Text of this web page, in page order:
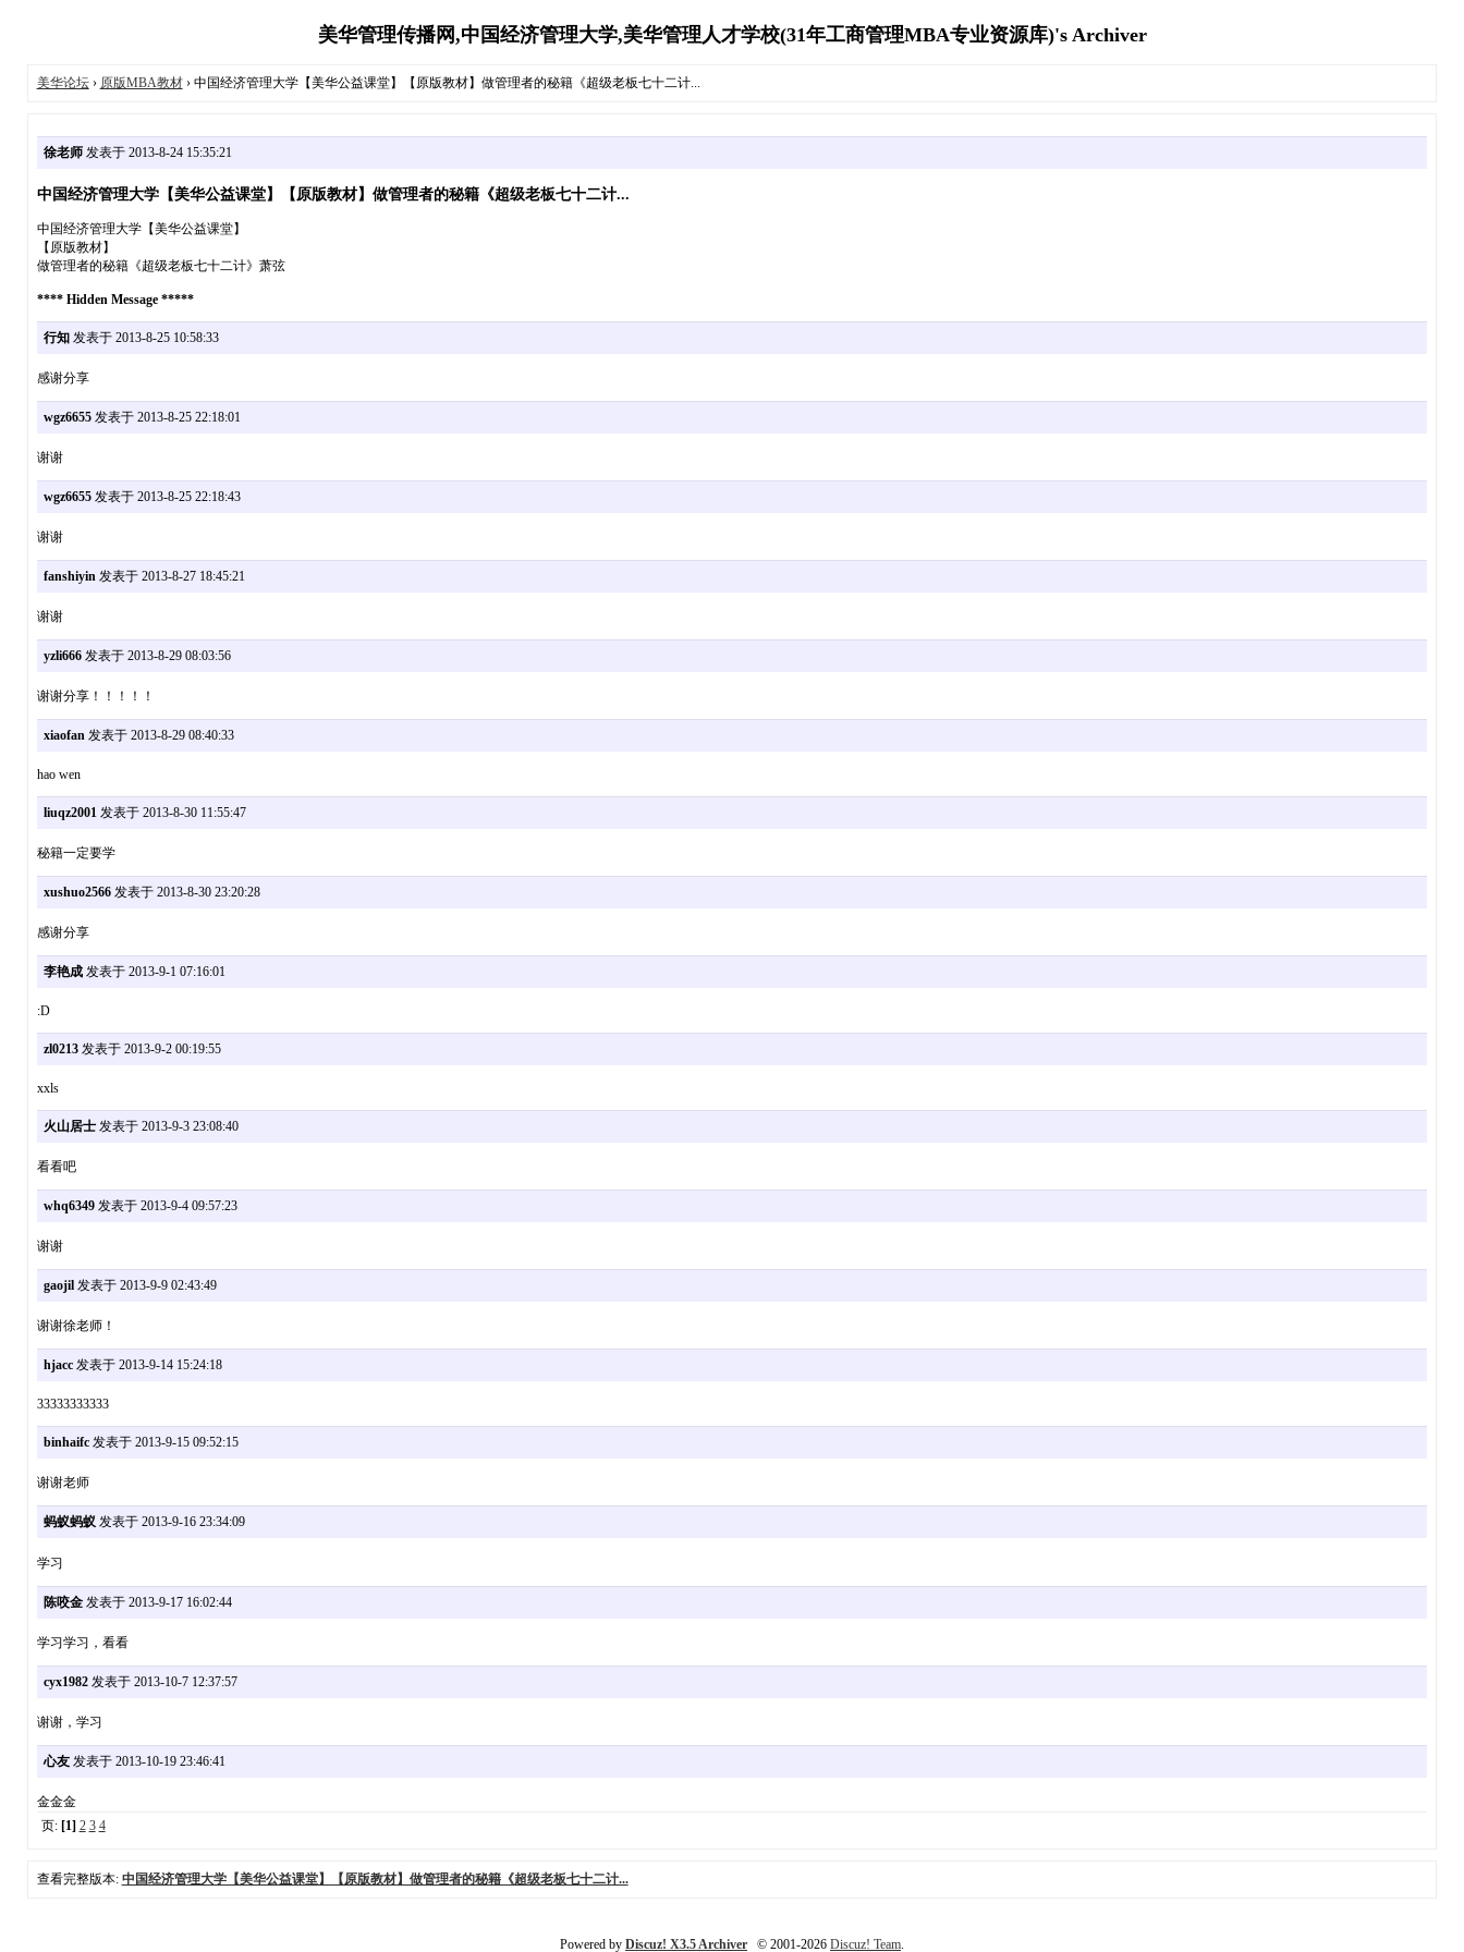
美华管理传播网,中国经济管理大学,美华管理人才学校(31年工商管理MBA专业资源库)'s Archiver
美华论坛› 原版MBA教材› 中国经济管理大学【美华公益课堂】【原版教材】做管理者的秘籍《超级老板七十二计...
徐老师发表于 2013-8-24 15:35:21
中国经济管理大学【美华公益课堂】【原版教材】做管理者的秘籍《超级老板七十二计...
中国经济管理大学【美华公益课堂】
【原版教材】
做管理者的秘籍《超级老板七十二计》萧弦
**** Hidden Message *****
行知发表于 2013-8-25 10:58:33
感谢分享
wgz6655发表于 2013-8-25 22:18:01
谢谢
wgz6655发表于 2013-8-25 22:18:43
谢谢
fanshiyin发表于 2013-8-27 18:45:21
谢谢
yzli666发表于 2013-8-29 08:03:56
谢谢分享！！！！！
xiaofan发表于 2013-8-29 08:40:33
hao wen
liuqz2001发表于 2013-8-30 11:55:47
秘籍一定要学
xushuo2566发表于 2013-8-30 23:20:28
感谢分享
李艳成发表于 2013-9-1 07:16:01
:D
zl0213发表于 2013-9-2 00:19:55
xxls
火山居士发表于 2013-9-3 23:08:40
看看吧
whq6349发表于 2013-9-4 09:57:23
谢谢
gaojil发表于 2013-9-9 02:43:49
谢谢徐老师！
hjacc发表于 2013-9-14 15:24:18
33333333333
binhaifc发表于 2013-9-15 09:52:15
谢谢老师
蚂蚁蚂蚁发表于 2013-9-16 23:34:09
学习
陈咬金发表于 2013-9-17 16:02:44
学习学习，看看
cyx1982发表于 2013-10-7 12:37:57
谢谢，学习
心友发表于 2013-10-19 23:46:41
金金金
页: [1] 2 3 4
查看完整版本: 中国经济管理大学【美华公益课堂】【原版教材】做管理者的秘籍《超级老板七十二计...
Powered by Discuz! X3.5 Archiver © 2001-2026 Discuz! Team